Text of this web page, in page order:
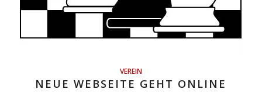
VEREIN
NEUE WEBSEITE GEHT ONLINE